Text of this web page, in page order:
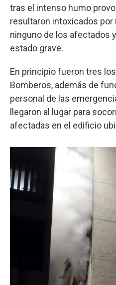
tras el intenso humo
resultaron intoxicados por
ninguno de los afectados
estado grave.
En principio fueron tres
Bomberos, además de
personal de las
llegaron al lugar para
afectadas en el edificio